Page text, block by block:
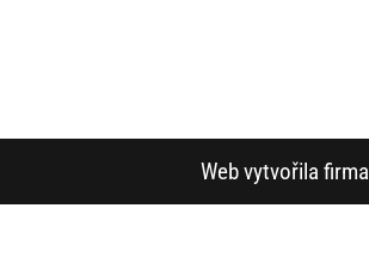
Web vytvořila firma